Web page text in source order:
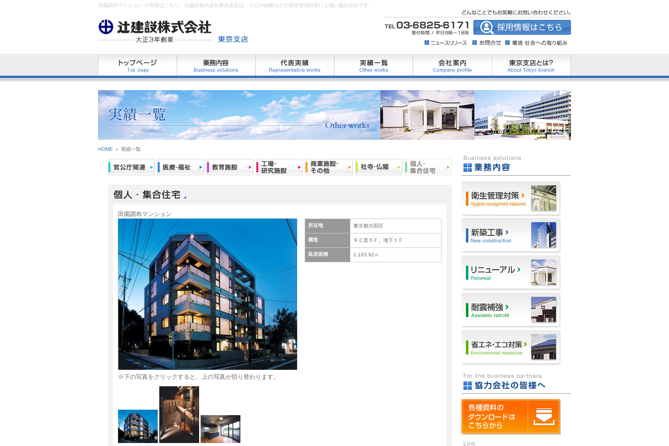
田園調布マンション の実績はこちら。辻建設株式会社東京支店は、カビや細菌などの衛生管理対策にも強い建設会社です。
HOME ＞ 実績一覧
田園調布マンション
※下の写真をクリックすると、上の写真が切り替わります。
所在地 東京都大田区
構造 ＲＣ造５Ｆ、地下１Ｆ
延床面積 1,103.92㎡